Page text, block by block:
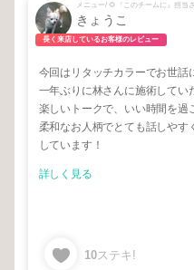
きょうこ
長く来店しているお客様のレビュー
今回はリタッチカラーでお世話
一年ぶりに林さんに施術してい
楽しいトークで、いい時間を過
柔和なお人柄でとても話しやす
しています！
詳しく見る
10ステキ!